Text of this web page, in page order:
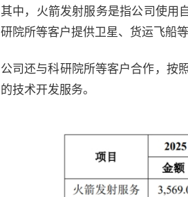
其中，火箭发射服务是指公司使用
研院所等客户提供卫星、货运飞船
公司还与科研院所等客户合作，按
的技术开发服务。